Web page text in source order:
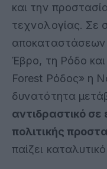
και την
τεχνολογίας. Σε
αποκαταστάσεων
Έβρο, τη Ρόδο
Forest Ρόδος» η
δυνατότητα
αντιδραστικό
πολιτικής
παίζει